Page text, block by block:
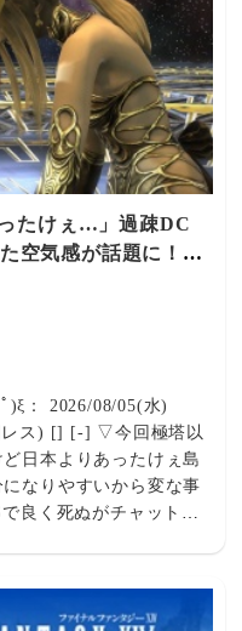
たけぇ…」過疎DC
空気感が話題に！
)ξ： 2026/08/05(水)
レス) [] [-] ▽今回極塔以
日本よりあったけぇ島
なりやすいから変な事
良く死ぬがチャットが
(2/2回レス) []
ら簡単な挨拶して終わ